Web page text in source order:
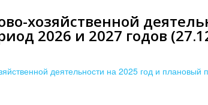
хозяйственной
2026 и 2027 годов
деятельности на 2025 год и плановый